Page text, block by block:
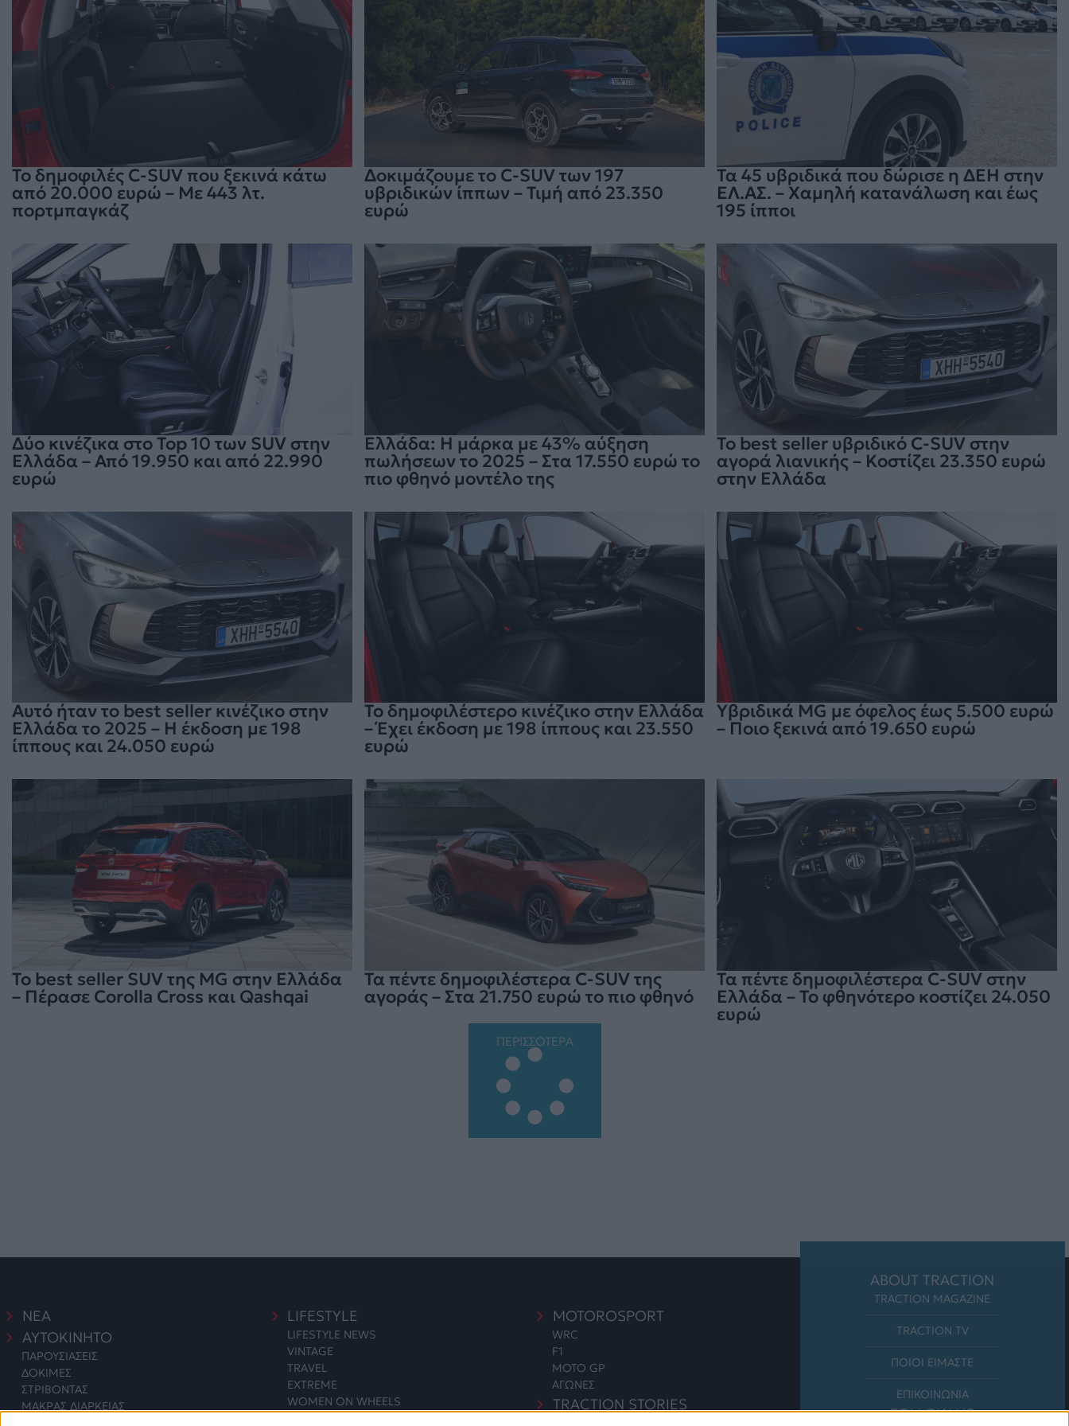
To δημοφιλές C-SUV που ξεκινά κάτω
από 20.000 ευρώ – Με 443 λτ.
πορτμπαγκάζ
Δοκιμάζουμε το C-SUV των 197
υβριδικών ίππων – Τιμή από 23.350
ευρώ
Τα 45 υβριδικά που δώρισε η ΔΕΗ στην
ΕΛ.ΑΣ. – Χαμηλή κατανάλωση και έως
195 ίπποι
Δύο κινέζικα στο Top 10 των SUV στην
Ελλάδα – Από 19.950 και από 22.990
ευρώ
Ελλάδα: H μάρκα με 43% αύξηση
πωλήσεων το 2025 – Στα 17.550 ευρώ το
πιο φθηνό μοντέλο της
Το best seller υβριδικό C-SUV στην
αγορά λιανικής – Κοστίζει 23.350 ευρώ
στην Ελλάδα
Αυτό ήταν το best seller κινέζικο στην
Ελλάδα το 2025 – Η έκδοση με 198
ίππους και 24.050 ευρώ
Το δημοφιλέστερο κινέζικο στην Ελλάδα
– Έχει έκδοση με 198 ίππους και 23.550
ευρώ
Υβριδικά MG με όφελος έως 5.500 ευρώ
– Ποιο ξεκινά από 19.650 ευρώ
Το best seller SUV της MG στην Ελλάδα
– Πέρασε Corolla Cross και Qashqai
Τα πέντε δημοφιλέστερα C-SUV της
αγοράς – Στα 21.750 ευρώ το πιο φθηνό
Τα πέντε δημοφιλέστερα C-SUV στην
Ελλάδα – Το φθηνότερο κοστίζει 24.050
ευρώ
ΠΕΡΙΣΣΟΤΕΡΑ
ΝΕΑ
ΑΥΤΟΚΙΝΗΤΟ
ΠΑΡΟΥΣΙΑΣΕΙΣ
ΔΟΚΙΜΕΣ
ΣΤΡΙΒΟΝΤΑΣ
ΜΑΚΡΑΣ ΔΙΑΡΚΕΙΑΣ
LIFESTYLE
LIFESTYLE NEWS
VINTAGE
TRAVEL
EXTREME
WOMEN ON WHEELS
MOTOROSPORT
WRC
F1
MOTO GP
ΑΓΩΝΕΣ
TRACTION STORIES
ABOUT TRACTION
TRACTION MAGAZINE
TRACTION TV
ΠΟΙΟΙ ΕΙΜΑΣΤΕ
ΕΠΙΚΟΙΝΩΝΙΑ
FOLLOW US